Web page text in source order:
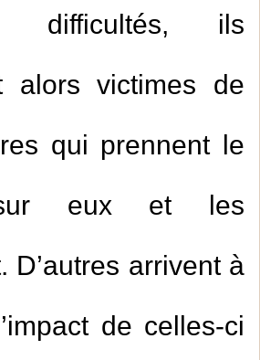
difficultés, ils
alors victimes de
qui prennent le
eux et les
D’autres arrivent à
de celles-ci